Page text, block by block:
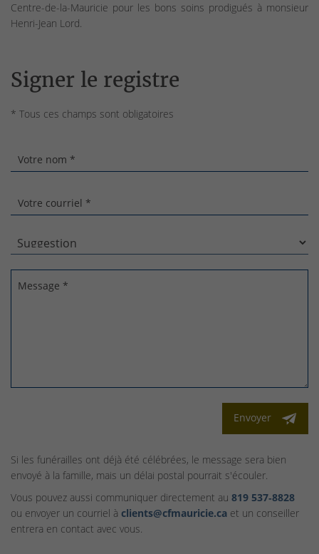
Centre-de-la-Mauricie pour les bons soins prodigués à monsieur
Henri-Jean Lord.
Signer le registre
* Tous ces champs sont obligatoires
Votre nom *
Votre courriel *
Message *
Envoyer
Si les funérailles ont déjà été célébrées, le message sera bien
envoyé à la famille, mais un délai postal pourrait s'écouler.
Vous pouvez aussi communiquer directement au 819 537‑8828
ou envoyer un courriel à clients@cfmauricie.ca et un conseiller
entrera en contact avec vous.